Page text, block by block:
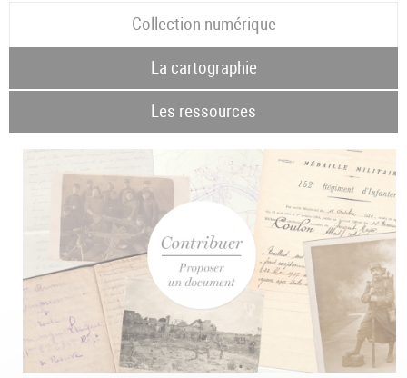
Collection numérique
La cartographie
Les ressources